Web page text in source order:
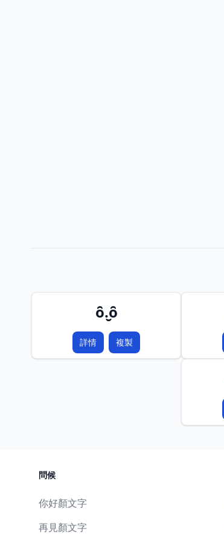
ȏ.̮ȏ
詳情 複製
問候
你好顏文字
再見顏文字